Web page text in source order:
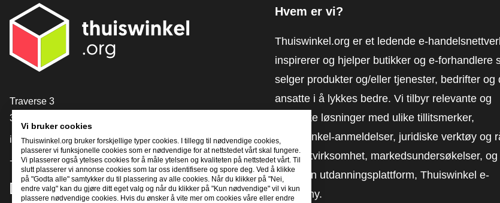
[_General:Contact]
Traverse 3
3905 NL Veenendaal
info@thuiswinkel.org
+31 (0)318 64 85 75
[_General:SocialMediaTitle]
Hvem er vi?
Thuiswinkel.org er et ledende e-
inspirerer og hjelper butikker og e-forhandlere
selger produkter og/eller tjenester, bedrifter og
ansatte i å lykkes bedre. Vi tilbyr relevante og
praktiske løsninger med ulike tillitsmerker,
Thuiswinkel-anmeldelser, juridiske verktøy og
advokatvirksomhet, markedsundersøkelser, og
vår egen utdanningsplattform, Thuiswinkel e-
Academy.
Vi bruker cookies
Thuiswinkel.org bruker forskjellige typer cookies. I tillegg til nødvendige cookies,
plasserer vi funksjonelle cookies som er nødvendige for at nettstedet vårt skal fungere.
Vi plasserer også ytelses cookies for å måle ytelsen og kvaliteten på nettstedet vårt. Til
slutt plasserer vi annonse cookies som lar oss identifisere og spore deg. Ved å klikke
på "Godta alle" samtykker du til plassering av alle cookies. Når du klikker på "Nei,
endre valg" kan du gjøre ditt eget valg og når du klikker på "Kun nødvendige" vil vi kun
plassere nødvendige cookies. Hvis du ønsker å vite mer om cookies våre eller endre